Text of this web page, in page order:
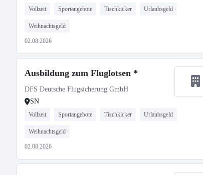
Vollzeit Sportangebote Tischkicker Urlaubsgeld
Weihnachtsgeld
02.08.2026
Ausbildung zum Fluglotsen *
DFS Deutsche Flugsicherung GmbH
SN
Vollzeit Sportangebote Tischkicker Urlaubsgeld
Weihnachtsgeld
02.08.2026